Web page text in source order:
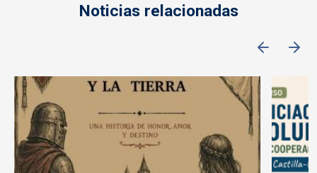
Noticias relacionadas